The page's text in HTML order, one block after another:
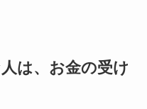
は、お金の受け